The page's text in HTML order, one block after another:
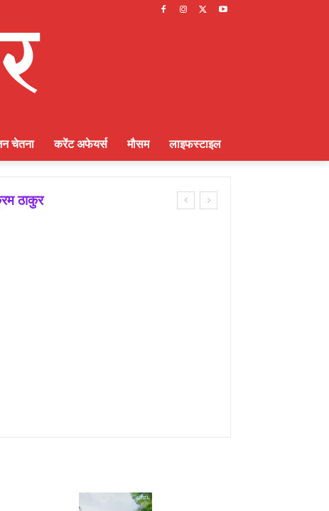
चेतना करेंट अफेयर्स मौसम लाइफस्टाइल
ठाकुरभूमिका : राकेश